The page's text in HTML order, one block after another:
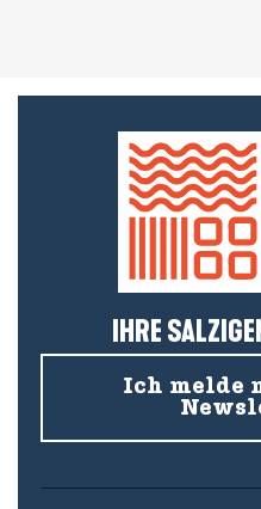
IHRE
Ich melde